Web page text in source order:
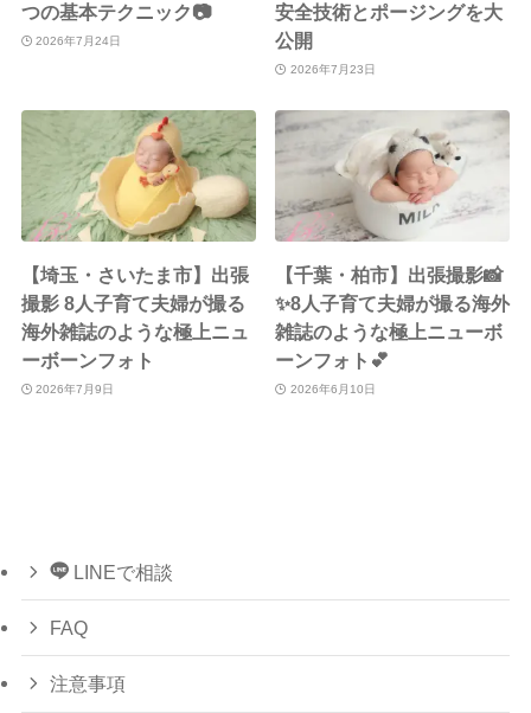
つの基本テクニック📷
2026年7月24日
安全技術とポージングを大
公開
2026年7月23日
【埼玉・さいたま市】出張
撮影 8人子育て夫婦が撮る
海外雑誌のような極上ニュ
ーボーンフォト
2026年7月9日
【千葉・柏市】出張撮影📸
✨8人子育て夫婦が撮る海外
雑誌のような極上ニューボ
ーンフォト💕
2026年6月10日
LINEで相談
FAQ
注意事項